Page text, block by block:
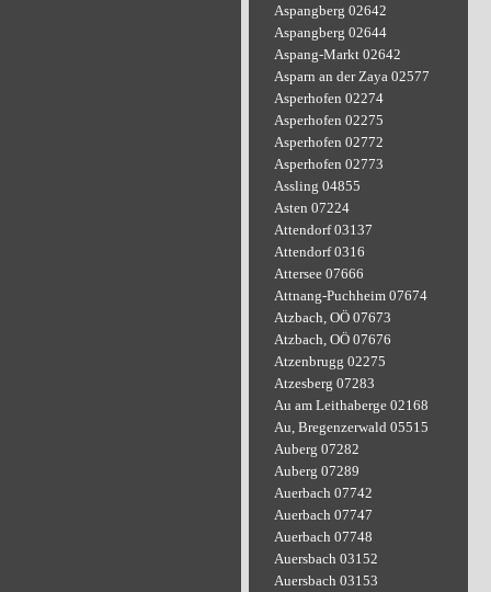
Aspangberg 02642
Aspangberg 02644
Aspang-Markt 02642
Asparn an der Zaya 02577
Asperhofen 02274
Asperhofen 02275
Asperhofen 02772
Asperhofen 02773
Assling 04855
Asten 07224
Attendorf 03137
Attendorf 0316
Attersee 07666
Attnang-Puchheim 07674
Atzbach, OÖ 07673
Atzbach, OÖ 07676
Atzenbrugg 02275
Atzesberg 07283
Au am Leithaberge 02168
Au, Bregenzerwald 05515
Auberg 07282
Auberg 07289
Auerbach 07742
Auerbach 07747
Auerbach 07748
Auersbach 03152
Auersbach 03153